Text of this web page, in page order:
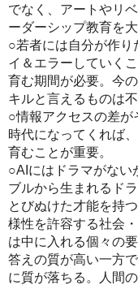
でなく、アートやリ
ーダーシップ教育を
○若者には自分が作り
イ＆エラーしていく
育む期間が必要。今
キルと言えるものは不
○情報アクセスの差が
時代になってくれば
育むことが重要。
○AIにはドラマがない
ブルから生まれるドラ
とびぬけた才能を持
様性を許容する社会
は中に入れる個々の
答えの質が高い一方
に質が落ちる。人間